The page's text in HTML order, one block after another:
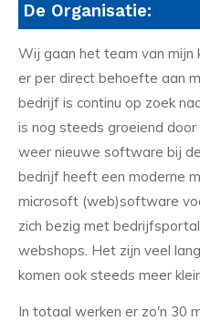
De Organisatie:
Wij gaan het team van mijn
er per direct behoefte aan
bedrijf is continu op zoek
is nog steeds groeiend
weer nieuwe software bij
bedrijf heeft een moderne
microsoft (web)software
zich bezig met
webshops. Het zijn veel
komen ook steeds meer
In totaal werken er zo'n 30